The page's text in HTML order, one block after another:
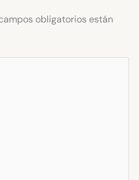
obligatorios están